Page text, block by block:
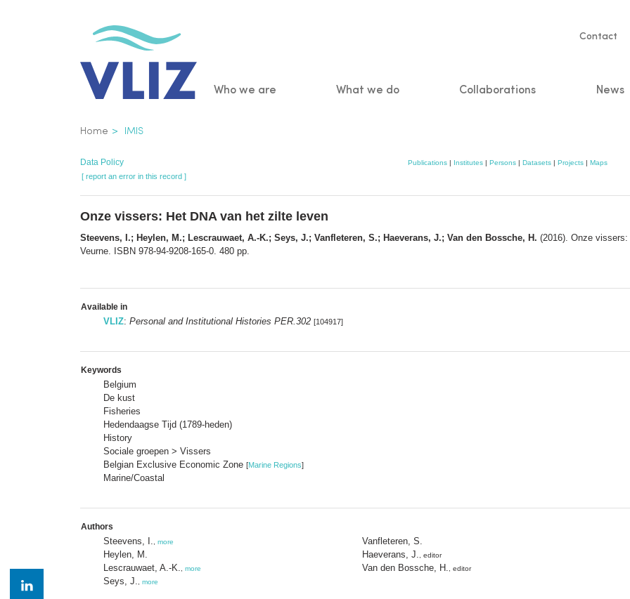
Contact
Main
Who we are What we do Collaborations News
Breadcrumb
Home IMIS
Data Policy Publications | Institutes | Persons | Datasets | Projects | Maps
[ report an error in this record ]
Onze vissers: Het DNA van het zilte leven
Steevens, I.; Heylen, M.; Lescrauwaet, A.-K.; Seys, J.; Vanfleteren, S.; Haeverans, J.; Van den Bossche, H. (2016). Onze
Veurne. ISBN 978-94-9208-165-0. 480 pp.
Available in
VLIZ: Personal and Institutional Histories PER.302 [104917]
Keywords
Belgium
De kust
Fisheries
Hedendaagse Tijd (1789-heden)
History
Sociale groepen > Vissers
Belgian Exclusive Economic Zone [Marine Regions]
Marine/Coastal
Authors
Steevens, I. more
Heylen, M.
Lescrauwaet, A.-K.
more
Seys, J. more
Vanfleteren, S.
Haeverans, J.
, editor
Van den Bossche, H. , editor